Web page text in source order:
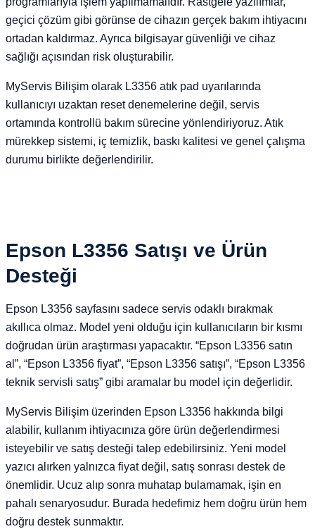
geçici çözüm gibi görünse de cihazın gerçek bakım ihtiyacını
ortadan kaldırmaz. Ayrıca bilgisayar güvenliği ve cihaz
sağlığı açısından risk oluşturabilir.
MyServis Bilişim olarak L3356 atık pad uyarılarında
kullanıcıyı uzaktan reset denemelerine değil, servis
ortamında kontrollü bakım sürecine yönlendiriyoruz. Atık
mürekkep sistemi, iç temizlik, baskı kalitesi ve genel çalışma
durumu birlikte değerlendirilir.
Epson L3356 Satışı ve Ürün
Desteği
Epson L3356 sayfasını sadece servis odaklı bırakmak
akıllıca olmaz. Model yeni olduğu için kullanıcıların bir kısmı
doğrudan ürün araştırması yapacaktır. “Epson L3356 satın
al”, “Epson L3356 fiyat”, “Epson L3356 satışı”, “Epson L3356
teknik servisli satış” gibi aramalar bu model için değerlidir.
MyServis Bilişim üzerinden Epson L3356 hakkında bilgi
alabilir, kullanım ihtiyacınıza göre ürün değerlendirmesi
isteyebilir ve satış desteği talep edebilirsiniz. Yeni model
yazıcı alırken yalnızca fiyat değil, satış sonrası destek de
önemlidir. Ucuz alıp sonra muhatap bulamamak, işin en
pahalı senaryosudur. Burada hedefimiz hem doğru ürün hem
doğru destek sunmaktır.